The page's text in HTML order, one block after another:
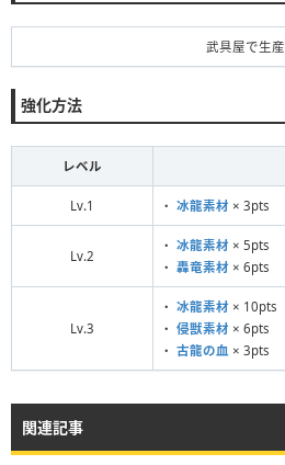
武具屋で生産
強化方法
レベル
Lv.1 ・ 冰龍素材 × 3pts
Lv.2
・ 冰龍素材 × 5pts
・ 轟竜素材 × 6pts
Lv.3
・ 冰龍素材 × 10pts
・ 侵獣素材 × 6pts
・ 古龍の血 × 3pts
関連記事